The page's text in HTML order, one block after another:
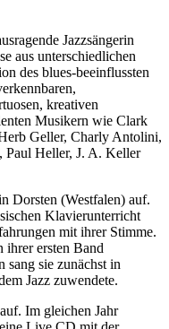
Jazzsängerin
aus unterschiedlichen
des blues-beeinflussten
kreativen
Musikern wie Clark
Geller, Charly Antolini,
Heller, J. A. Keller
Dorsten (Westfalen) auf.
Klavierunterricht
mit ihrer Stimme.
ihrer ersten Band
sang sie zunächst in
Jazz zuwendete.
Im gleichen Jahr